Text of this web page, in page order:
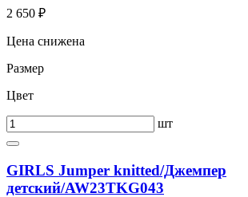
2 650 ₽
Цена снижена
Размер
Цвет
шт
GIRLS Jumper knitted/Джемпер
детский/AW23TKG043